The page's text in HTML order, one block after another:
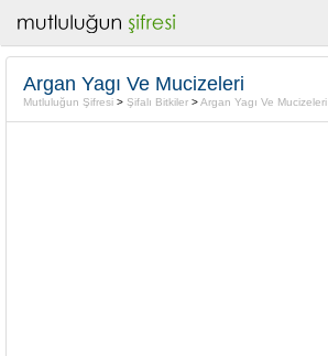
Argan Yagı Ve Mucizeleri
Mutluluğun Şifresi > Şifalı Bitkiler >Argan Yagı Ve Mucizeleri